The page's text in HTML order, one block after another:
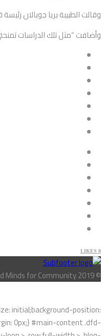
وقالت الطبيبة بريا جوبالان
وأضافت “مثل تلك الدراسات
0
LIKES
© All Rights Reserved Minds for Community 2019
initial;background-position:
0px;} #main-content .dfd-